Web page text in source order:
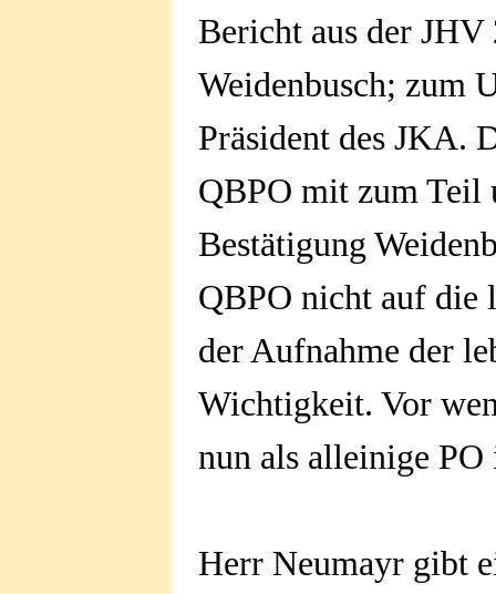
Bericht aus der
Weidenbusch; zum
Präsident des JKA.
QBPO mit zum Teil
Bestätigung
QBPO nicht auf die
der Aufnahme der
Wichtigkeit. Vor
nun als alleinige
Herr Neumayr gibt